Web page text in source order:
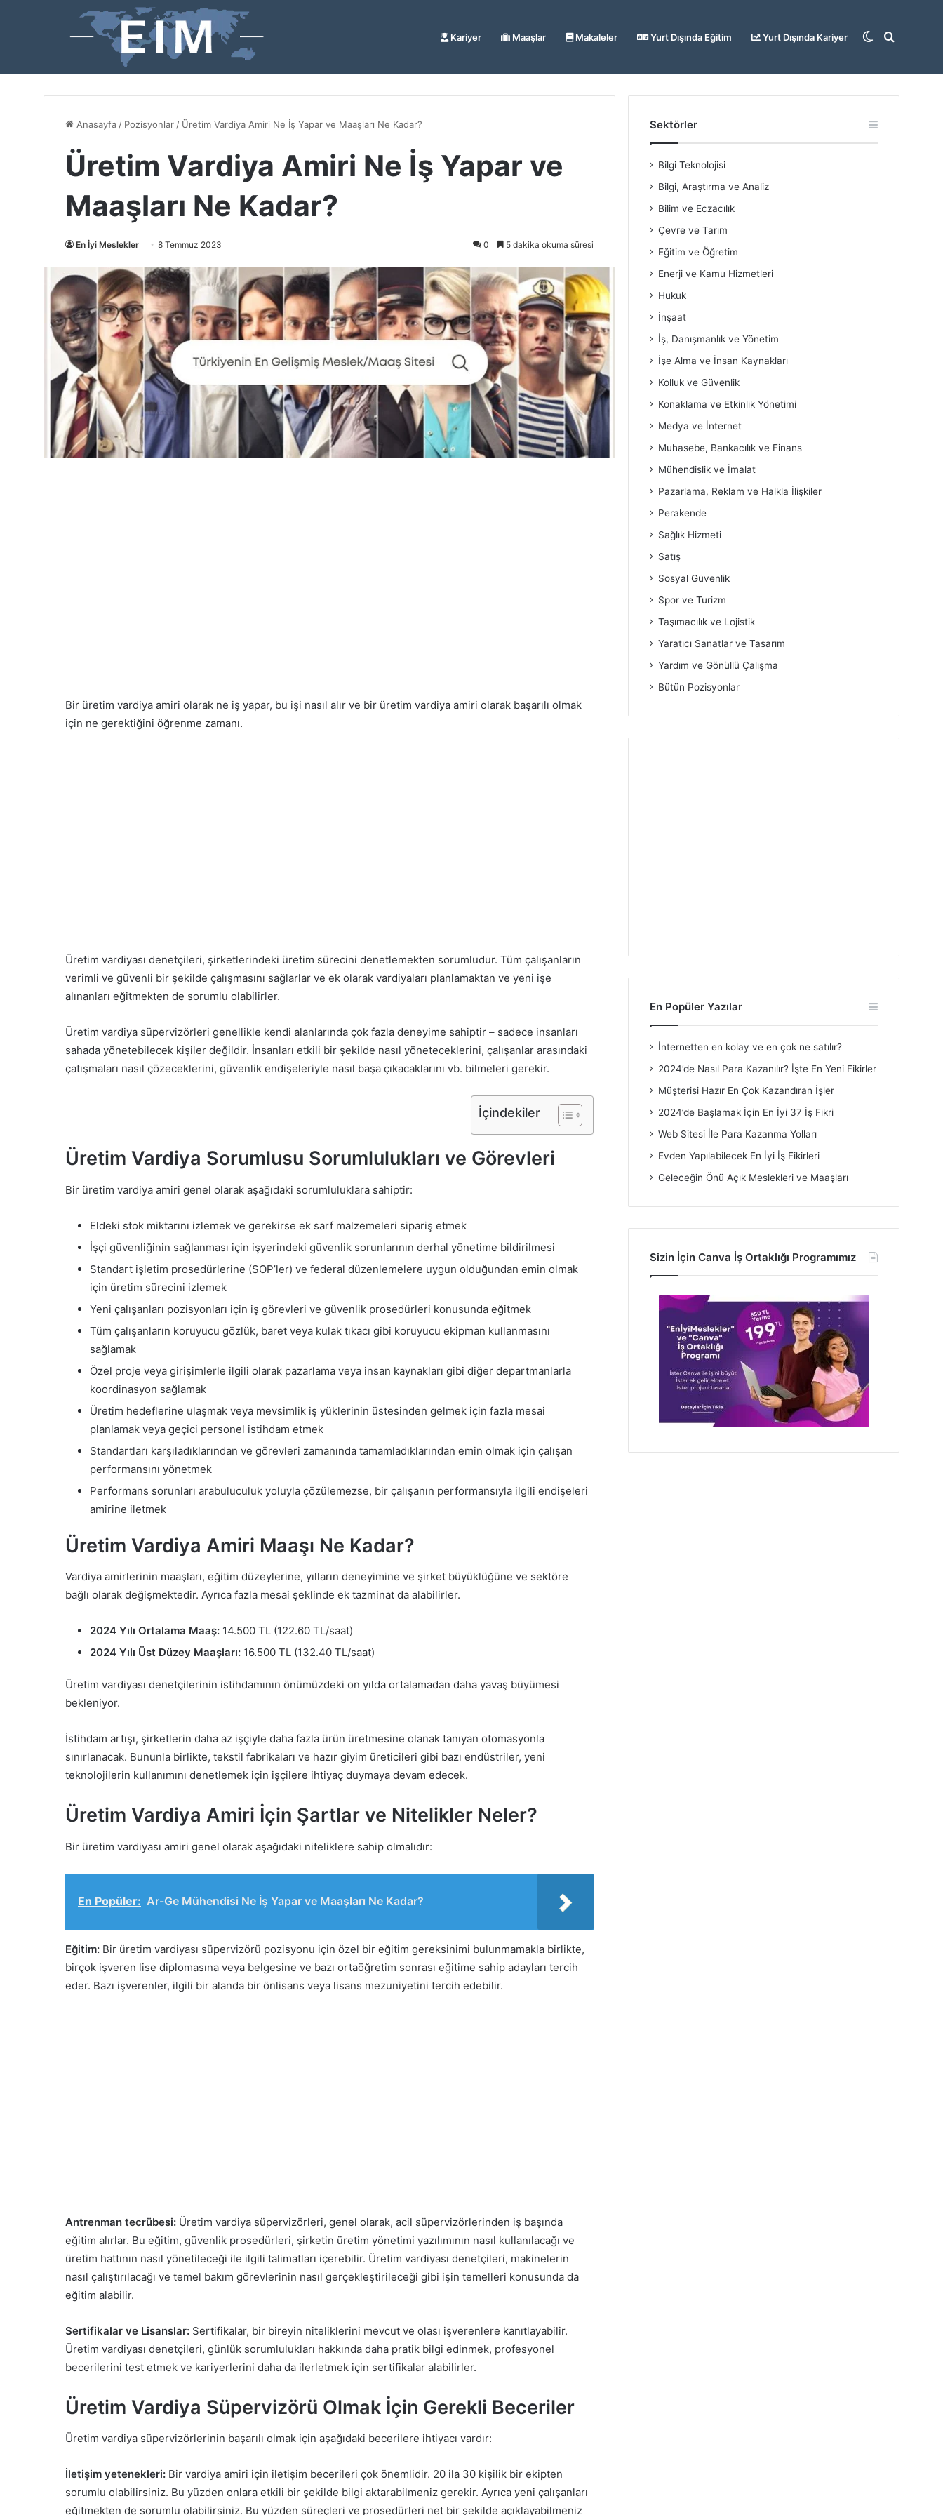
Kariyer Maaşlar Makaleler Yurt Dışında Eğitim Yurt Dışında Kariyer Arama
Dış
Anasayfa / Pozisyonlar / Üretim Vardiya Amiri Ne İş Yapar ve Maaşları Ne Kadar?
Üretim Vardiya Amiri Ne İş Yapar ve
Maaşları Ne Kadar?
En İyi Meslekler 8 Temmuz 2023 0 5 dakika okuma süresi
Bir üretim vardiya amiri olarak ne iş yapar, bu işi nasıl alır ve bir üretim vardiya amiri olarak başarılı olmak
için ne gerektiğini öğrenme zamanı.
Üretim vardiyası denetçileri, şirketlerindeki üretim sürecini denetlemekten sorumludur. Tüm çalışanların
verimli ve güvenli bir şekilde çalışmasını sağlarlar ve ek olarak vardiyaları planlamaktan ve yeni işe
alınanları eğitmekten de sorumlu olabilirler.
Üretim vardiya süpervizörleri genellikle kendi alanlarında çok fazla deneyime sahiptir – sadece insanları
sahada yönetebilecek kişiler değildir. İnsanları etkili bir şekilde nasıl yöneteceklerini, çalışanlar arasındaki
çatışmaları nasıl çözeceklerini, güvenlik endişeleriyle nasıl başa çıkacaklarını vb. bilmeleri gerekir.
İçindekiler
Üretim Vardiya Sorumlusu Sorumlulukları ve Görevleri
Bir üretim vardiya amiri genel olarak aşağıdaki sorumluluklara sahiptir:
Eldeki stok miktarını izlemek ve gerekirse ek sarf malzemeleri sipariş etmek
İşçi güvenliğinin sağlanması için işyerindeki güvenlik sorunlarının derhal yönetime bildirilmesi
Standart işletim prosedürlerine (SOP’ler) ve federal düzenlemelere uygun olduğundan emin olmak
için üretim sürecini izlemek
Yeni çalışanları pozisyonları için iş görevleri ve güvenlik prosedürleri konusunda eğitmek
Tüm çalışanların koruyucu gözlük, baret veya kulak tıkacı gibi koruyucu ekipman kullanmasını
sağlamak
Özel proje veya girişimlerle ilgili olarak pazarlama veya insan kaynakları gibi diğer departmanlarla
koordinasyon sağlamak
Üretim hedeflerine ulaşmak veya mevsimlik iş yüklerinin üstesinden gelmek için fazla mesai
planlamak veya geçici personel istihdam etmek
Standartları karşıladıklarından ve görevleri zamanında tamamladıklarından emin olmak için çalışan
performansını yönetmek
Performans sorunları arabuluculuk yoluyla çözülemezse, bir çalışanın performansıyla ilgili endişeleri
amirine iletmek
Üretim Vardiya Amiri Maaşı Ne Kadar?
Vardiya amirlerinin maaşları, eğitim düzeylerine, yılların deneyimine ve şirket büyüklüğüne ve sektöre
bağlı olarak değişmektedir. Ayrıca fazla mesai şeklinde ek tazminat da alabilirler.
2024 Yılı Ortalama Maaş: 14.500 TL (122.60 TL/saat)
2024 Yılı Üst Düzey Maaşları: 16.500 TL (132.40 TL/saat)
Üretim vardiyası denetçilerinin istihdamının önümüzdeki on yılda ortalamadan daha yavaş büyümesi
bekleniyor.
İstihdam artışı, şirketlerin daha az işçiyle daha fazla ürün üretmesine olanak tanıyan otomasyonla
sınırlanacak. Bununla birlikte, tekstil fabrikaları ve hazır giyim üreticileri gibi bazı endüstriler, yeni
teknolojilerin kullanımını denetlemek için işçilere ihtiyaç duymaya devam edecek.
Üretim Vardiya Amiri İçin Şartlar ve Nitelikler Neler?
Bir üretim vardiyası amiri genel olarak aşağıdaki niteliklere sahip olmalıdır:
En Popüler: Ar-Ge Mühendisi Ne İş Yapar ve Maaşları Ne Kadar?
Eğitim: Bir üretim vardiyası süpervizörü pozisyonu için özel bir eğitim gereksinimi bulunmamakla birlikte,
birçok işveren lise diplomasına veya belgesine ve bazı ortaöğretim sonrası eğitime sahip adayları tercih
eder. Bazı işverenler, ilgili bir alanda bir önlisans veya lisans mezuniyetini tercih edebilir.
Antrenman tecrübesi: Üretim vardiya süpervizörleri, genel olarak, acil süpervizörlerinden iş başında
eğitim alırlar. Bu eğitim, güvenlik prosedürleri, şirketin üretim yönetimi yazılımının nasıl kullanılacağı ve
üretim hattının nasıl yönetileceği ile ilgili talimatları içerebilir. Üretim vardiyası denetçileri, makinelerin
nasıl çalıştırılacağı ve temel bakım görevlerinin nasıl gerçekleştirileceği gibi işin temelleri konusunda da
eğitim alabilir.
Sertifikalar ve Lisanslar: Sertifikalar, bir bireyin niteliklerini mevcut ve olası işverenlere kanıtlayabilir.
Üretim vardiyası denetçileri, günlük sorumlulukları hakkında daha pratik bilgi edinmek, profesyonel
becerilerini test etmek ve kariyerlerini daha da ilerletmek için sertifikalar alabilirler.
Üretim Vardiya Süpervizörü Olmak İçin Gerekli Beceriler
Üretim vardiya süpervizörlerinin başarılı olmak için aşağıdaki becerilere ihtiyacı vardır:
İletişim yetenekleri: Bir vardiya amiri için iletişim becerileri çok önemlidir. 20 ila 30 kişilik bir ekipten
sorumlu olabilirsiniz. Bu yüzden onlara etkili bir şekilde bilgi aktarabilmeniz gerekir. Ayrıca yeni çalışanları
eğitmekten de sorumlu olabilirsiniz. Bu yüzden süreçleri ve prosedürleri net bir şekilde açıklayabilmeniz
Sektörler
Bilgi Teknolojisi
Bilgi, Araştırma ve Analiz
Bilim ve Eczacılık
Çevre ve Tarım
Eğitim ve Öğretim
Enerji ve Kamu Hizmetleri
Hukuk
İnşaat
İş, Danışmanlık ve Yönetim
İşe Alma ve İnsan Kaynakları
Kolluk ve Güvenlik
Konaklama ve Etkinlik Yönetimi
Medya ve İnternet
Muhasebe, Bankacılık ve Finans
Mühendislik ve İmalat
Pazarlama, Reklam ve Halkla İlişkiler
Perakende
Sağlık Hizmeti
Satış
Sosyal Güvenlik
Spor ve Turizm
Taşımacılık ve Lojistik
Yaratıcı Sanatlar ve Tasarım
Yardım ve Gönüllü Çalışma
Bütün Pozisyonlar
En Popüler Yazılar
İnternetten en kolay ve en çok ne satılır?
2024’de Nasıl Para Kazanılır? İşte En Yeni Fikirler
Müşterisi Hazır En Çok Kazandıran İşler
2024’de Başlamak İçin En İyi 37 İş Fikri
Web Sitesi İle Para Kazanma Yolları
Evden Yapılabilecek En İyi İş Fikirleri
Geleceğin Önü Açık Meslekleri ve Maaşları
Sizin İçin Canva İş Ortaklığı Programımız